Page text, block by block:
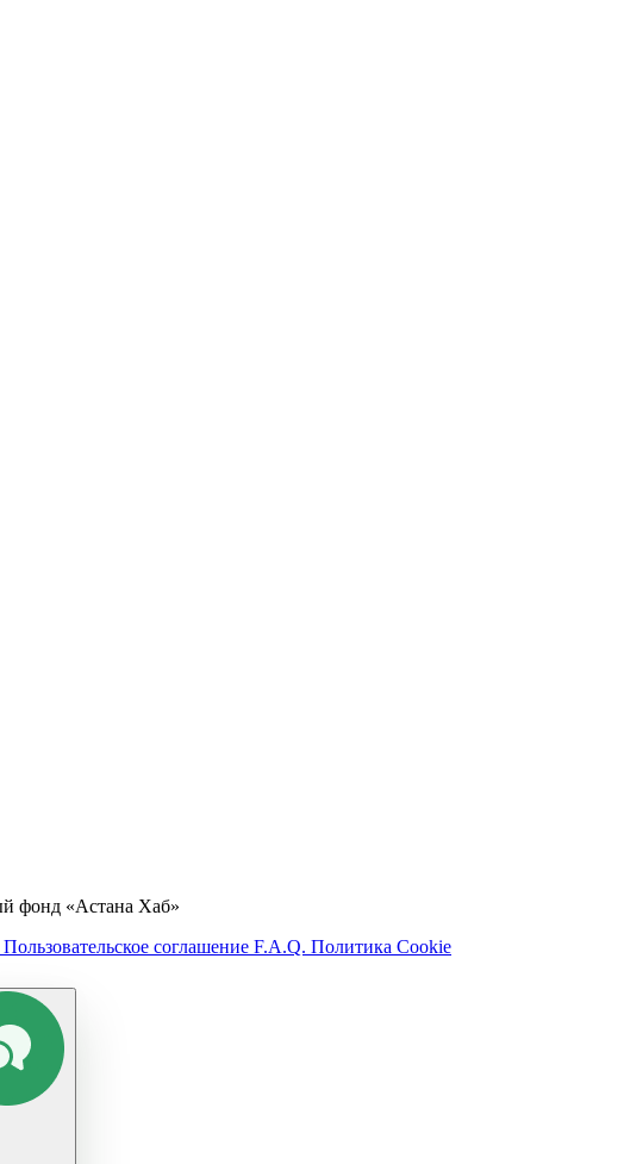
фонд «Астана Хаб»
Пользовательское соглашение F.A.Q. Политика Cookie